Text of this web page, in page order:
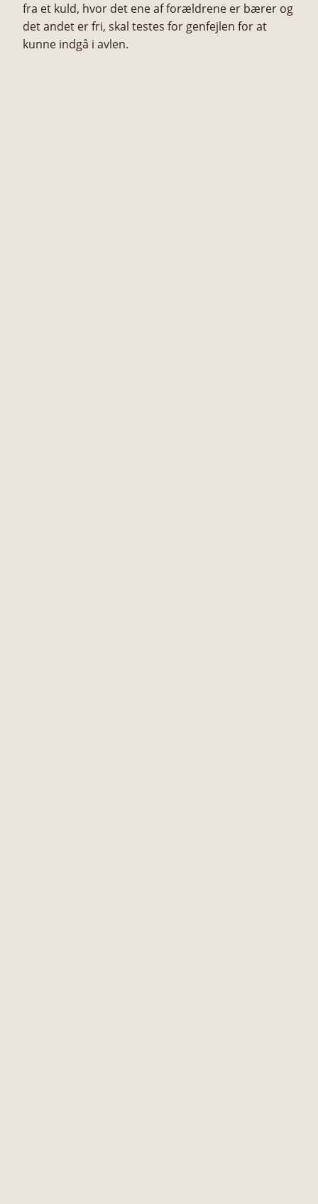
fra et kuld, hvor det ene af forældrene er bærer og
det andet er fri, skal testes for genfejlen for at
kunne indgå i avlen.​​​